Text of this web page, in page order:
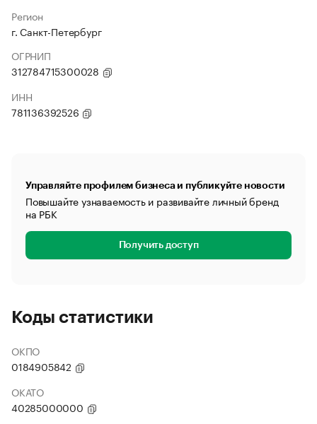
Регион
г. Санкт-Петербург
ОГРНИП
312784715300028
ИНН
781136392526
Управляйте профилем бизнеса и публикуйте новости
Повышайте узнаваемость и развивайте личный бренд
на РБК
Получить доступ
Коды статистики
ОКПО
0184905842
ОКАТО
40285000000